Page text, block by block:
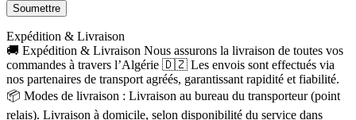
Expédition & Livraison
🚚 Expédition & Livraison Nous assurons la livraison de toutes vos
commandes à travers l’Algérie 🇩🇿 Les envois sont effectués via
nos partenaires de transport agréés, garantissant rapidité et fiabilité.
📦 Modes de livraison : Livraison au bureau du transporteur (point
relais). Livraison à domicile, selon disponibilité du service dans